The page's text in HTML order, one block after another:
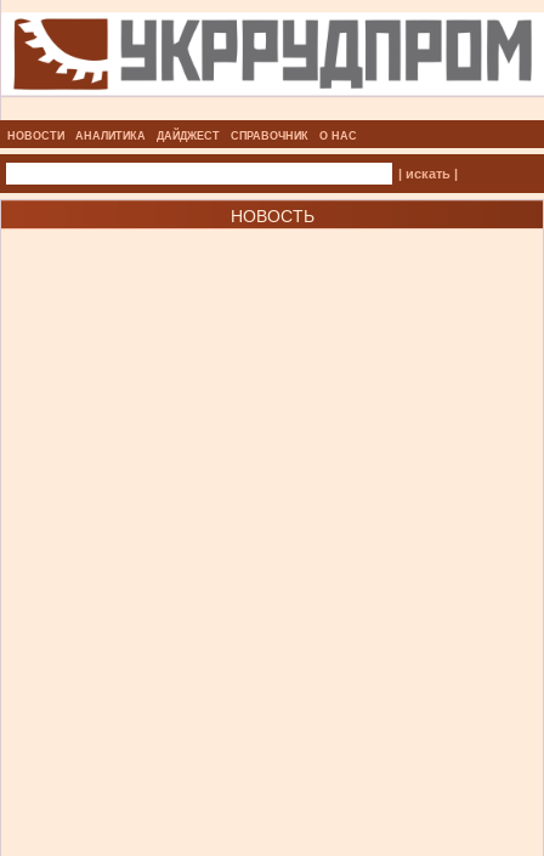
НОВОСТИ АНАЛИТИКА ДАЙДЖЕСТ СПРАВОЧНИК О НАС
| искать |
НОВОСТЬ